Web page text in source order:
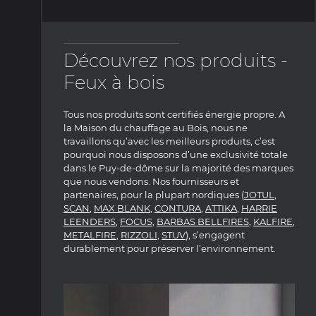
Découvrez nos produits -
Feux à bois
Tous nos produits sont certifiés énergie propre. A
la Maison du chauffage au Bois, nous ne
travaillons qu’avec les meilleurs produits, c’est
pourquoi nous disposons d’une exclusivité totale
dans le Puy-de-dôme sur la majorité des marques
que nous vendons. Nos fournisseurs et
partenaires, pour la plupart nordiques (JOTUL
SCAN MAX BLANK CONTURA ATTIKA HARRIE
LEENDERS FOCUS BARBAS BELLFIRES KALFIRE
METALFIRE RIZZOLI STUV), s’engagent
durablement pour préserver l’environnement.